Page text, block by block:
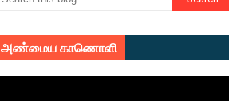
அண்மைய காணொளி